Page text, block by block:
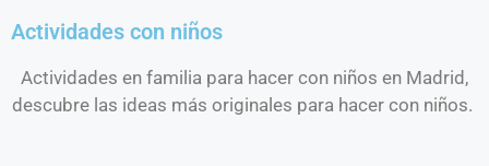
Actividades con niños
Actividades en familia para hacer con niños en Madrid,
descubre las ideas más originales para hacer con niños.